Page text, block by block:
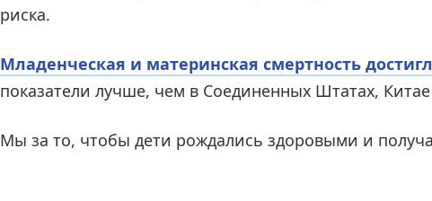
риска.
Младенческая и материнская смертность
показатели лучше, чем в Соединенных Штатах,
Мы за то, чтобы дети рождались здоровыми и